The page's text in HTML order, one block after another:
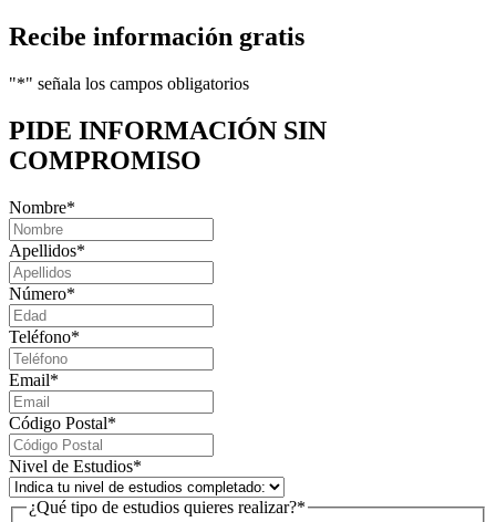
Recibe información gratis
"*" señala los campos obligatorios
PIDE INFORMACIÓN SIN
COMPROMISO
Nombre*
Apellidos*
Número*
Teléfono*
Email*
Código Postal*
Nivel de Estudios*
¿Qué tipo de estudios quieres realizar?*